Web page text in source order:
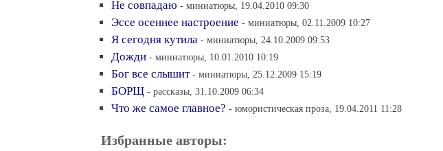
Не совпадаю - миниатюры, 19.04.2010 09:30
Эссе осеннее настроение - миниатюры, 02.11.2009 10:27
Я сегодня кутила - миниатюры, 24.10.2009 09:53
Дожди - миниатюры, 10.01.2010 10:19
Бог все слышит - миниатюры, 25.12.2009 15:19
БОРЩ - рассказы, 31.10.2009 06:34
Что же самое главное? - юмористическая проза, 19.04.2011 11:28
Избранные авторы: